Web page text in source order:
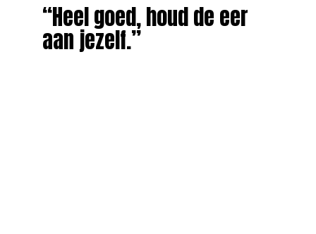
“Heel goed, houd de eer
aan jezelf.”